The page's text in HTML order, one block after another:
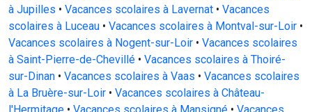
à Jupilles • Vacances scolaires à Lavernat • Vacances
scolaires à Luceau • Vacances scolaires à Montval-sur-Loir •
Vacances scolaires à Nogent-sur-Loir • Vacances scolaires
à Saint-Pierre-de-Chevillé • Vacances scolaires à Thoiré-
sur-Dinan • Vacances scolaires à Vaas • Vacances scolaires
à La Bruère-sur-Loir • Vacances scolaires à Château-